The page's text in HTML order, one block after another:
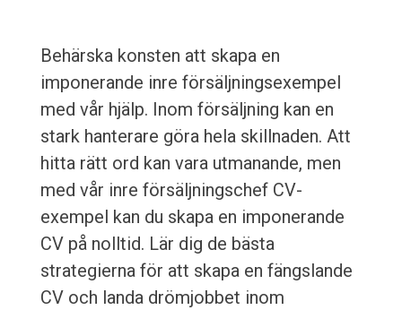
Behärska konsten att skapa en
imponerande inre försäljningsexempel
med vår hjälp. Inom försäljning kan en
stark hanterare göra hela skillnaden. Att
hitta rätt ord kan vara utmanande, men
med vår inre försäljningschef CV-
exempel kan du skapa en imponerande
CV på nolltid. Lär dig de bästa
strategierna för att skapa en fängslande
CV och landa drömjobbet inom